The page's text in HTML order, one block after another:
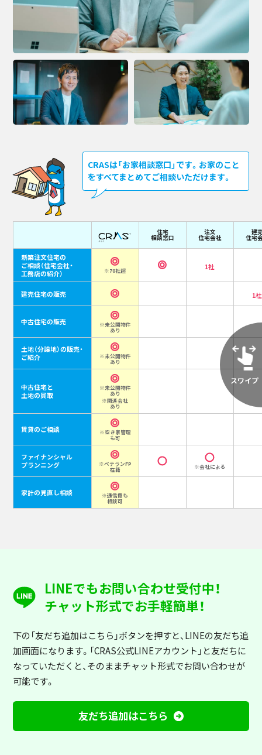
CRASは「お家相談窓口」です。お家のこと
をすべてまとめてご相談いただけます。
住宅
相談窓口
注文
住宅会社
建
住宅
新築注文住宅の
ご相談（住宅会社・
工務店の紹介）
※70社超 1社
建売住宅の販売 1社
中古住宅の販売
※未公開物件
あり
土地（分譲地）の販売・
ご紹介
※未公開物件
あり
中古住宅と
土地の買取
※未公開物件
あり
※関連会社
あり
賃貸のご相談
※空き家管理
も可
ファイナンシャル
プランニング
※ベテランFP
在籍
※会社による
家計の見直し相談
※通信費も
相談可
LINEでもお問い合わせ受付中！
チャット形式でお手軽簡単！
下の「友だち追加はこちら」ボタンを押すと、LINEの友だち追
加画面になります。「CRAS公式LINEアカウント」と友だちに
なっていただくと、そのままチャット形式でお問い合わせが
可能です。
友だち追加はこちら